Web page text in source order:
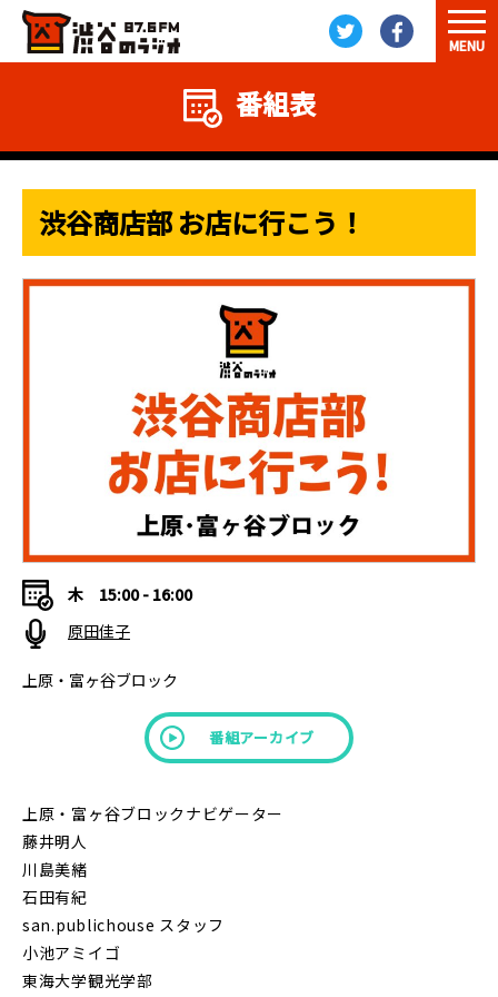
MENU
番組表
渋谷商店部 お店に行こう！
木 15:00 - 16:00
原田佳子
上原・富ヶ谷ブロック
番組アーカイブ
上原・富ヶ谷ブロックナビゲーター
藤井明人
川島美緒
石田有紀
san.publichouse スタッフ
小池アミイゴ
東海大学観光学部